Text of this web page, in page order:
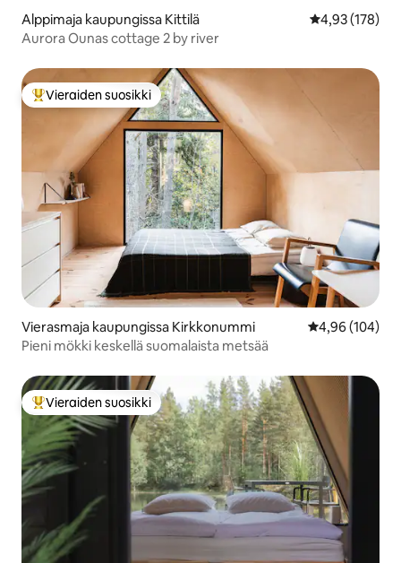
Alppimaja kaupungissa Kittilä
4,93 (178)
Aurora Ounas cottage 2 by river
Vieraiden suosikkien parhaimmistoa
Vieraiden suosikki
Vierasmaja kaupungissa Kirkkonummi
4,96 (104)
Pieni mökki keskellä suomalaista metsää
Vieraiden suosikkien parhaimmistoa
Vieraiden suosikki